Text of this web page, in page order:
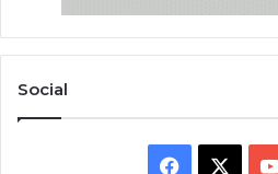
Social
Facebook